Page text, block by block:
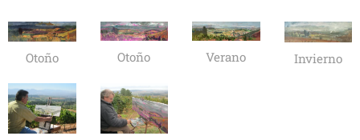
Otoño Otoño Verano Invierno